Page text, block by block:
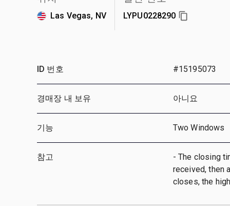
Las Vegas, NV LYPU0228290
ID 번호 #15195073
경매장 내 보유 아니요
기능 Two Windows
참고
- The closing
received, then
closes, the